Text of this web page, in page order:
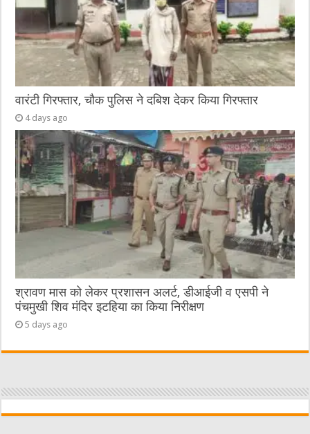
वारंटी गिरफ्तार, चौक पुलिस ने दबिश देकर किया गिरफ्तार
4 days ago
श्रावण मास को लेकर प्रशासन अलर्ट, डीआईजी व एसपी ने
पंचमुखी शिव मंदिर इटहिया का किया निरीक्षण
5 days ago